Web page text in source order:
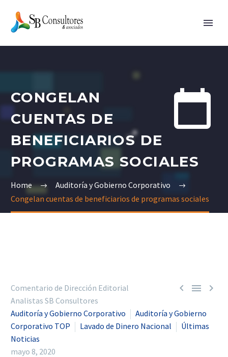


CONGELAN
CUENTAS DE
BENEFICIARIOS DE
PROGRAMAS SOCIALES
Home
Auditoría y Gobierno Corporativo
Congelan cuentas de beneficiarios de programas sociales
  
Comentario de Dirección Editorial
Analistas SB Consultores
Auditoría y Gobierno Corporativo
Auditoría y Gobierno
Corporativo TOP
Lavado de Dinero Nacional
Últimas
Noticias
mayo 8, 2020